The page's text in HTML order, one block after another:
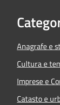
Anagrafe e
Cultura e
Imprese e
Catasto e